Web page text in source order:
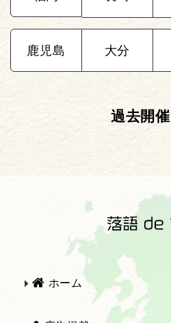
鹿児島 大分
過去開催
2021年
ホーム